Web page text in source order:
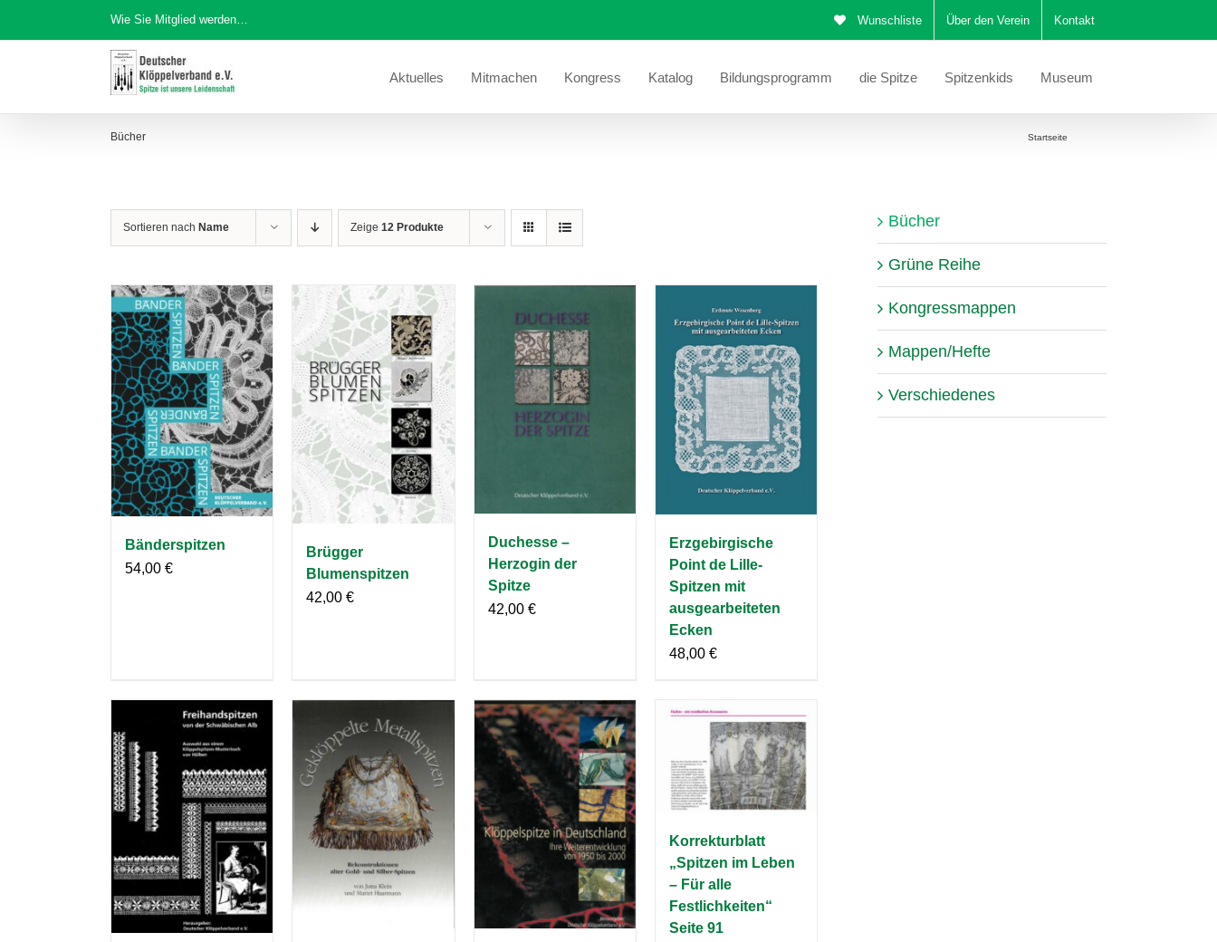
Inhalt
Wie Sie Mitglied werden… Wunschliste Über den Verein Kontakt
Aktuelles Mitmachen Kongress Katalog Bildungsprogramm die Spitze Spitzenkids Museum
Bücher Startseite
Sortieren nach Name Zeige 12 Produkte
Bänderspitzen
54,00 €
Brügger
Blumenspitzen
42,00€
Duchesse –
Herzogin der
Spitze
42,00 €
Erzgebirgische
Point de Lille-
Spitzen mit
ausgearbeiteten
Ecken
48,00 €
Korrekturblatt
„Spitzen im Leben
– Für alle
Festlichkeiten“
Seite 91
Bücher
Grüne Reihe
Kongressmappen
Mappen/Hefte
Verschiedenes